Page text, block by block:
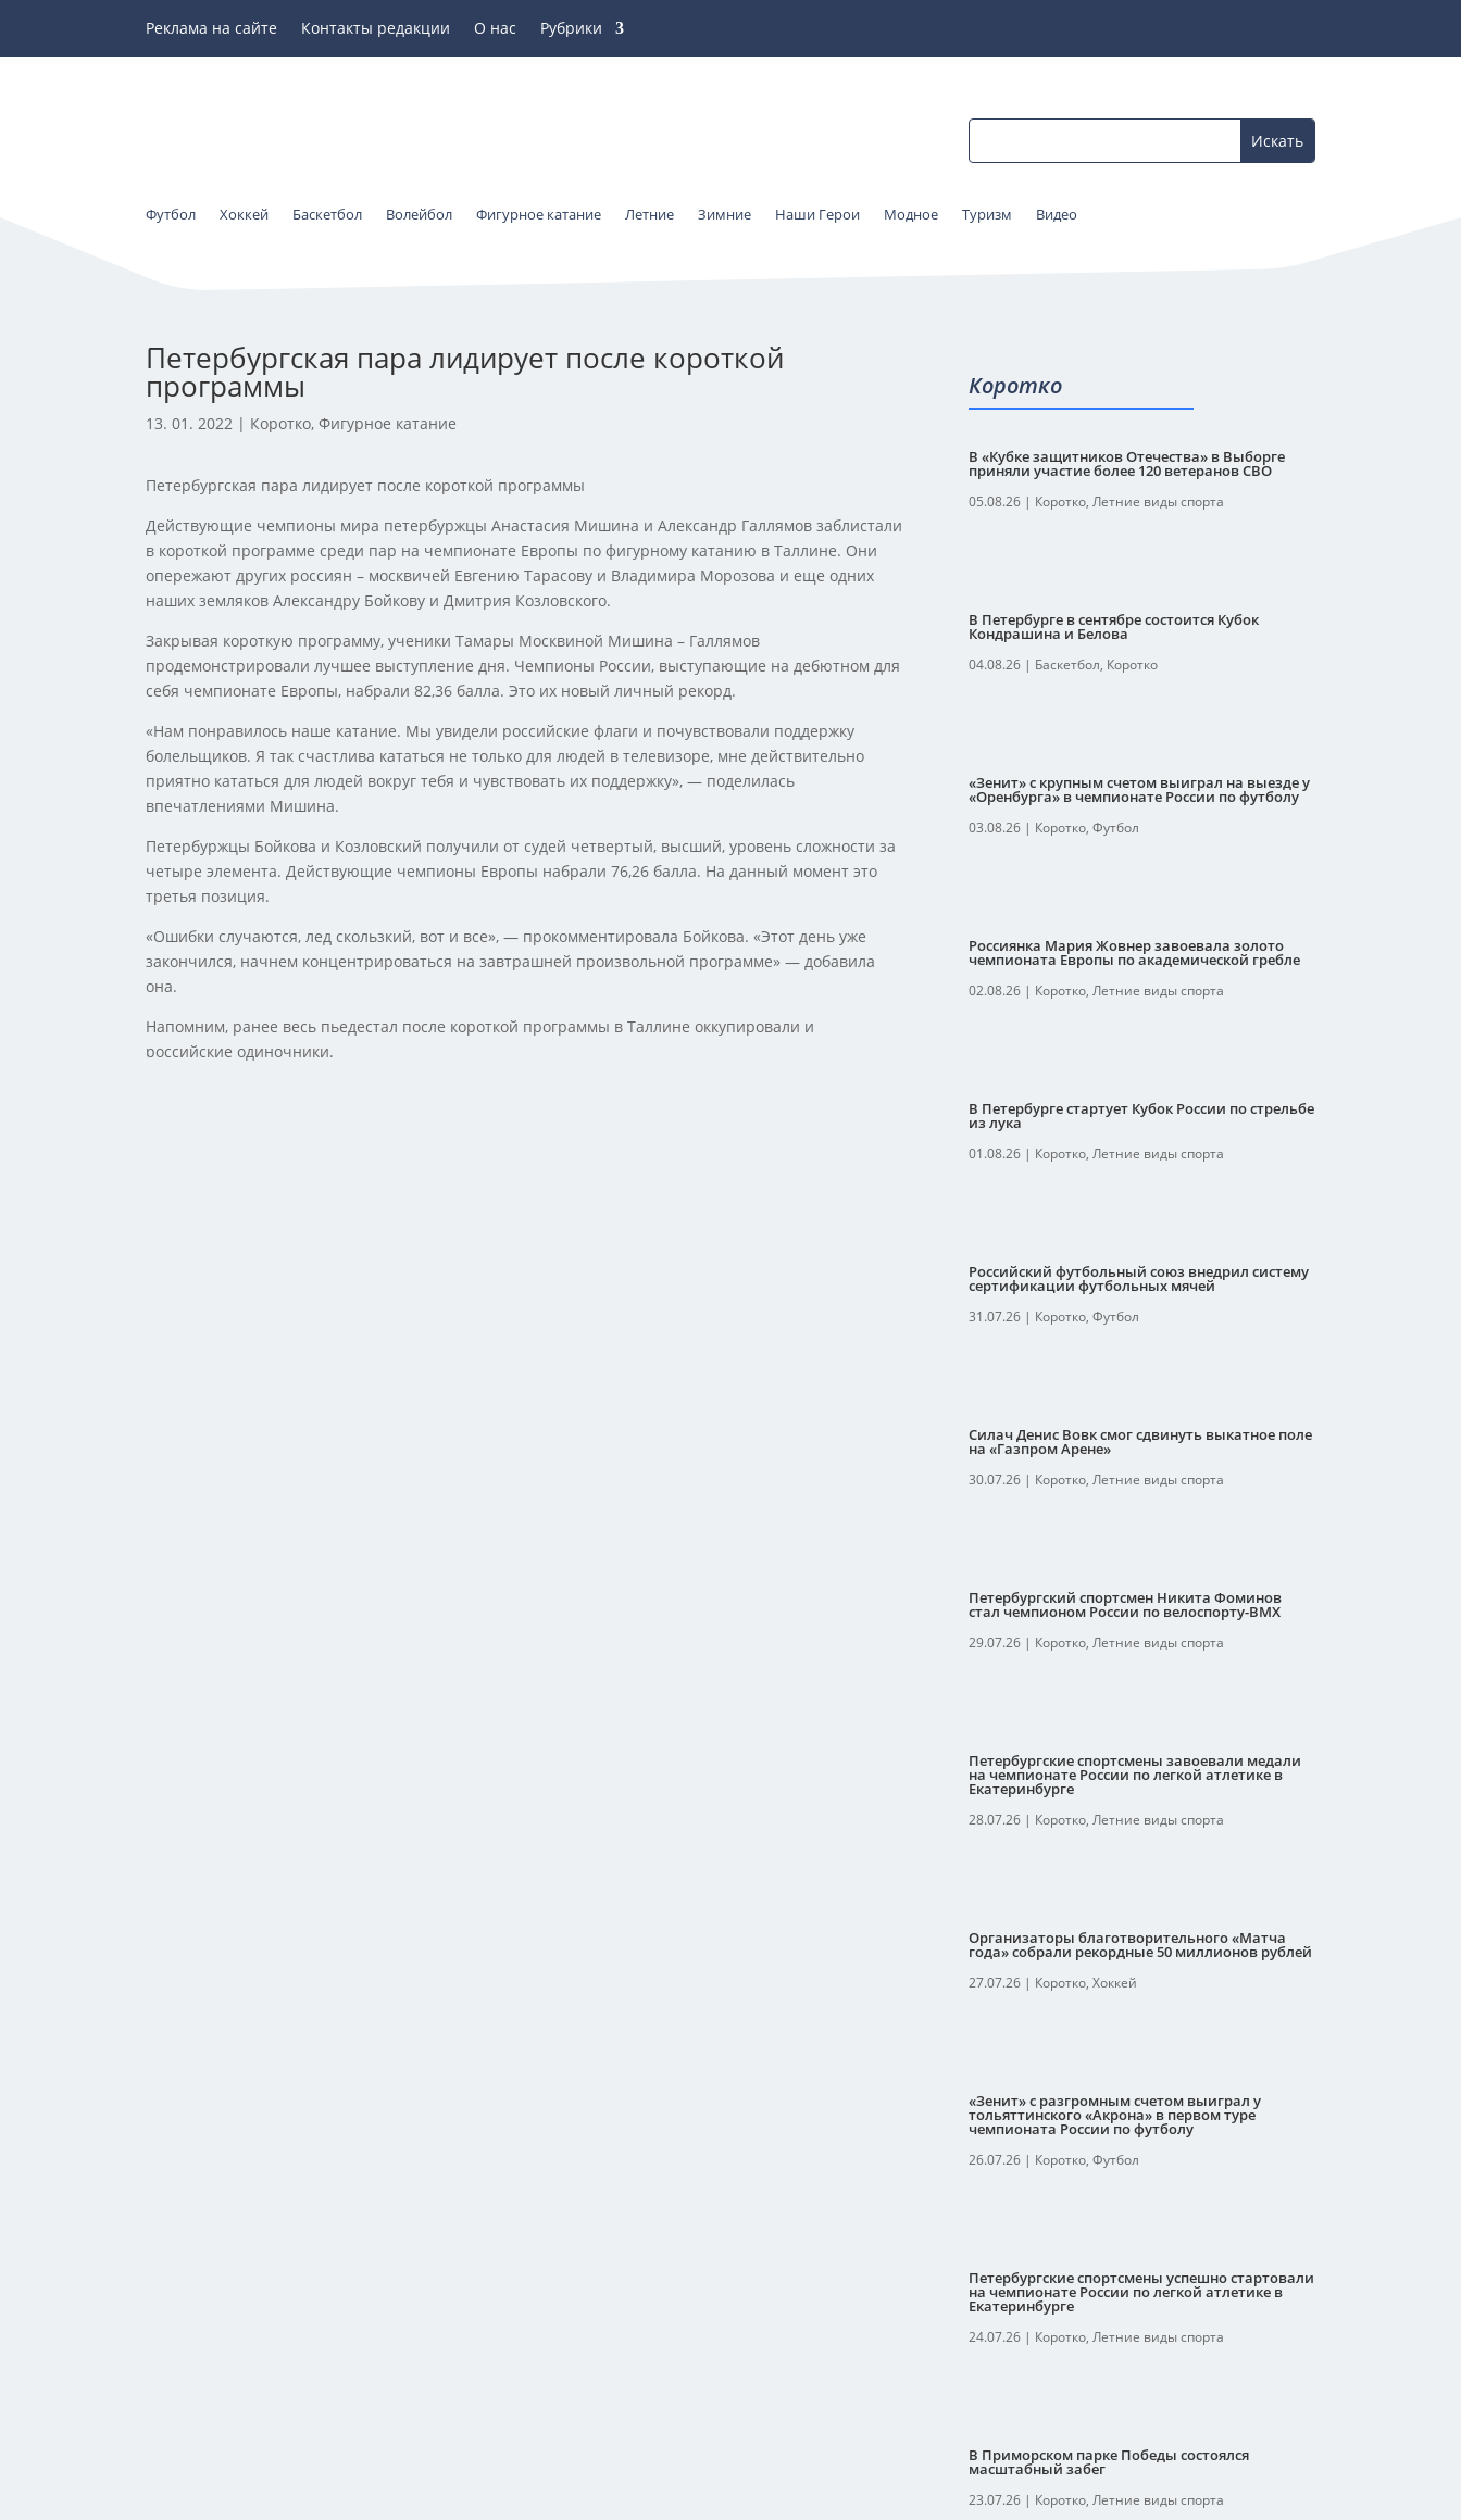
Реклама на сайте Контакты редакции О нас Рубрики
Футбол Хоккей Баскетбол Волейбол Фигурное катание Летние Зимние Наши Герои Модное Туризм Видео
Петербургская пара лидирует после короткой
программы
13. 01. 2022 | Коротко,Фигурное катание
Петербургская пара лидирует после короткой программы
Действующие чемпионы мира петербуржцы Анастасия Мишина и Александр Галлямов заблистали
в короткой программе среди пар на чемпионате Европы по фигурному катанию в Таллине. Они
опережают других россиян – москвичей Евгению Тарасову и Владимира Морозова и еще одних
наших земляков Александру Бойкову и Дмитрия Козловского.
Закрывая короткую программу, ученики Тамары Москвиной Мишина – Галлямов
продемонстрировали лучшее выступление дня. Чемпионы России, выступающие на дебютном для
себя чемпионате Европы, набрали 82,36 балла. Это их новый личный рекорд.
«Нам понравилось наше катание. Мы увидели российские флаги и почувствовали поддержку
болельщиков. Я так счастлива кататься не только для людей в телевизоре, мне действительно
приятно кататься для людей вокруг тебя и чувствовать их поддержку», — поделилась
впечатлениями Мишина.
Петербуржцы Бойкова и Козловский получили от судей четвертый, высший, уровень сложности за
четыре элемента. Действующие чемпионы Европы набрали 76,26 балла. На данный момент это
третья позиция.
«Ошибки случаются, лед скользкий, вот и все», — прокомментировала Бойкова. «Этот день уже
закончился, начнем концентрироваться на завтрашней произвольной программе» — добавила
она.
Напомним, ранее весь пьедестал после короткой программы в Таллине оккупировали и
российские одиночники.
Коротко
В «Кубке защитников Отечества» в Выборге
приняли участие более 120 ветеранов СВО
05.08.26| Коротко, Летние виды спорта
В Петербурге в сентябре состоится Кубок
Кондрашина и Белова
04.08.26| Баскетбол, Коротко
«Зенит» с крупным счетом выиграл на выезде у
«Оренбурга» в чемпионате России по футболу
03.08.26| Коротко, Футбол
Россиянка Мария Жовнер завоевала золото
чемпионата Европы по академической гребле
02.08.26| Коротко, Летние виды спорта
В Петербурге стартует Кубок России по стрельбе
из лука
01.08.26| Коротко, Летние виды спорта
Российский футбольный союз внедрил систему
сертификации футбольных мячей
31.07.26| Коротко, Футбол
Силач Денис Вовк смог сдвинуть выкатное поле
на «Газпром Арене»
30.07.26| Коротко, Летние виды спорта
Петербургский спортсмен Никита Фоминов
стал чемпионом России по велоспорту-ВМХ
29.07.26| Коротко, Летние виды спорта
Петербургские спортсмены завоевали медали
на чемпионате России по легкой атлетике в
Екатеринбурге
28.07.26| Коротко, Летние виды спорта
Организаторы благотворительного «Матча
года» собрали рекордные 50 миллионов рублей
27.07.26| Коротко, Хоккей
«Зенит» с разгромным счетом выиграл у
тольяттинского «Акрона» в первом туре
чемпионата России по футболу
26.07.26| Коротко, Футбол
Петербургские спортсмены успешно стартовали
на чемпионате России по легкой атлетике в
Екатеринбурге
24.07.26| Коротко, Летние виды спорта
В Приморском парке Победы состоялся
масштабный забег
23.07.26| Коротко, Летние виды спорта